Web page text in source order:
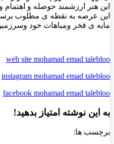
این هنر ارزشمند حوصله و اهتمام
این عرصه به نقطه ی مطلوب
مایه ی فخر ومباهات خود
web site mohamad emad talebloo
instagram mohamad emad talebloo
facebook mohamad emad talebloo
به این نوشته امتیاز بدهید!
برچسب ها: